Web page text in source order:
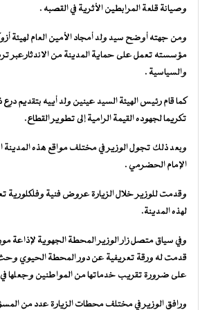
وصيانة قلعة المرابطين الأثرية في القصبه .
ومن جهته أوضح سيد ولد أمجاد الأمين العام لهيئة
مؤسسته تعمل على حماية المدينة من الاندثارعبر
والسياسية .
كما قام رئيس الهيئة السيد عينين ولد أييه بتقديم درع
تكريما لجهوده القيمة الرامية إلى تطوير القطاع.
وبعد ذلك تجول الوزير في مختلف مواقع هذه المدينة
الإمام الحضرمي .
وقدمت للوزير خلال الزيارة عروض فنية وفلكلورية
لهذه المدينة.
وفي سياق متصل زار الوزير المحطة الجهوية لإذاعة
قدمت له ورقة تعريفية عن دور المحطة الحيوي وحث
على ضرورة تقريب خدماتها من المواطنين وجعلها
ورافق الوزير في مختلف محطات الزيارة عدد من